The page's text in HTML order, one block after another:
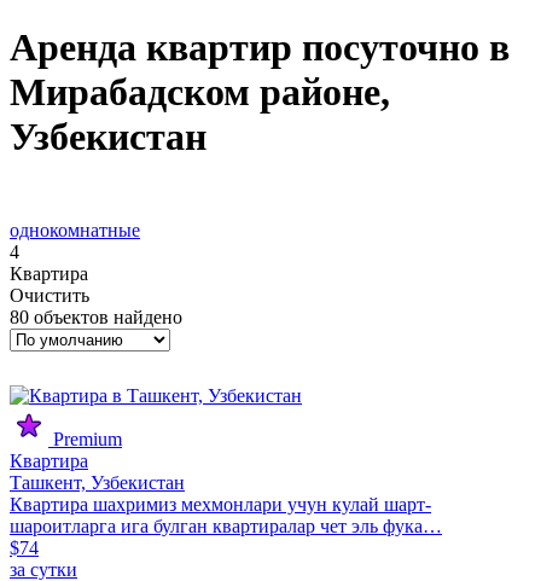
Аренда квартир посуточно в
Мирабадском районе,
Узбекистан
однокомнатные
4
Квартира
Очистить
80 объектов найдено
Premium
Квартира
Ташкент, Узбекистан
Квартира шахримиз мехмонлари учун кулай шарт-
шароитларга ига булган квартиралар чет эль фука…
$74
за сутки